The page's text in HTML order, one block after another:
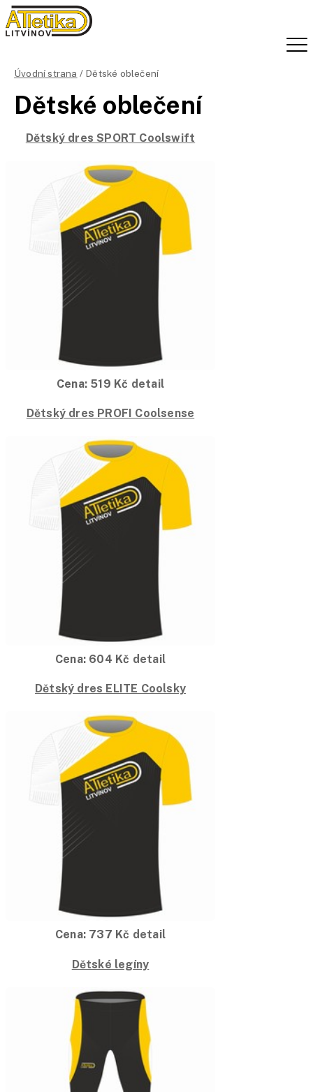
Dětské oblečení
Úvodní strana / Dětské oblečení
Dětský dres SPORT Coolswift
Cena: 519 Kč detail
Dětský dres PROFI Coolsense
Cena: 604 Kč detail
Dětský dres ELITE Coolsky
Cena: 737 Kč detail
Dětské legíny